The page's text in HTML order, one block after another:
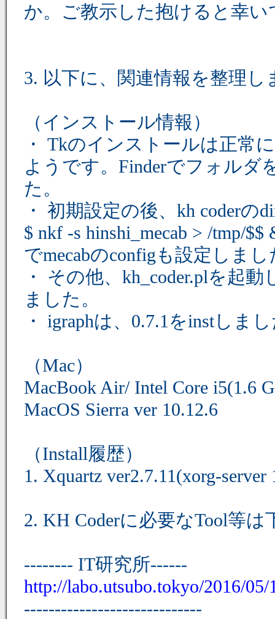
か。ご教示した抱けると幸い
3. 以下に、関連情報を整理し
（インストール情報）
・ Tkのインストールは正常
ようです。Finderでフォルダ
た。
・ 初期設定の後、kh coderの
$ nkf -s hinshi_mecab > /tmp/
でmecabのconfigも設定しまし
・ その他、kh_coder.plを起
ました。
・ igraphは、0.7.1をinstしま
（Mac）
MacBook Air/ Intel Core i5(1.6
MacOS Sierra ver 10.12.6
（Install履歴）
1. Xquartz ver2.7.11(xorg-server
2. KH Coderに必要なTool等
-------- IT研究所------
http://labo.utsubo.tokyo/2016/05/
-----------------------------